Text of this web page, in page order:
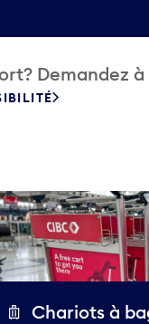
Demandez
Chariots à